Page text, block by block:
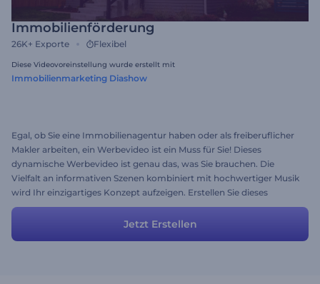
Immobilienförderung
26K+ Exporte Flexibel
Diese Videovoreinstellung wurde erstellt mit
Immobilienmarketing Diashow
Egal, ob Sie eine Immobilienagentur haben oder als freiberuflicher
Makler arbeiten, ein Werbevideo ist ein Muss für Sie! Dieses
dynamische Werbevideo ist genau das, was Sie brauchen. Die
Vielfalt an informativen Szenen kombiniert mit hochwertiger Musik
wird Ihr einzigartiges Konzept aufzeigen. Erstellen Sie dieses
exklusive Video gleich jetzt!
Jetzt Erstellen